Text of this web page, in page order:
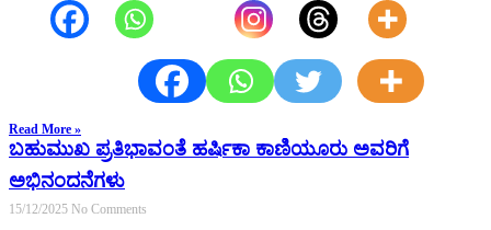
Read More »
ಬಹುಮುಖ ಪ್ರತಿಭಾವಂತೆ ಹರ್ಷಿಕಾ ಕಾಣಿಯೂರು ಅವರಿಗೆ
ಅಭಿನಂದನೆಗಳು
15/12/2025 No Comments